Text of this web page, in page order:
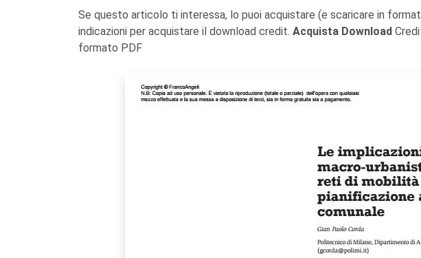
Se questo articolo ti interessa, lo puoi acquistare (e scaricare in
indicazioni per acquistare il download credit. Acquista Download
formato PDF